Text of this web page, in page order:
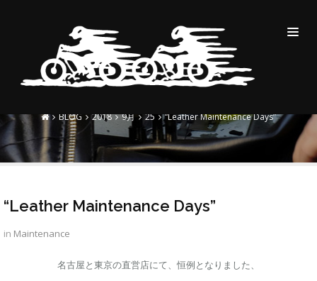
“LEATHER MAINTENANCE
DAYS”
BLOG 2018 9月 25 “Leather Maintenance Days”
“Leather Maintenance Days”
in Maintenance
名古屋と東京の直営店にて、恒例となりました、